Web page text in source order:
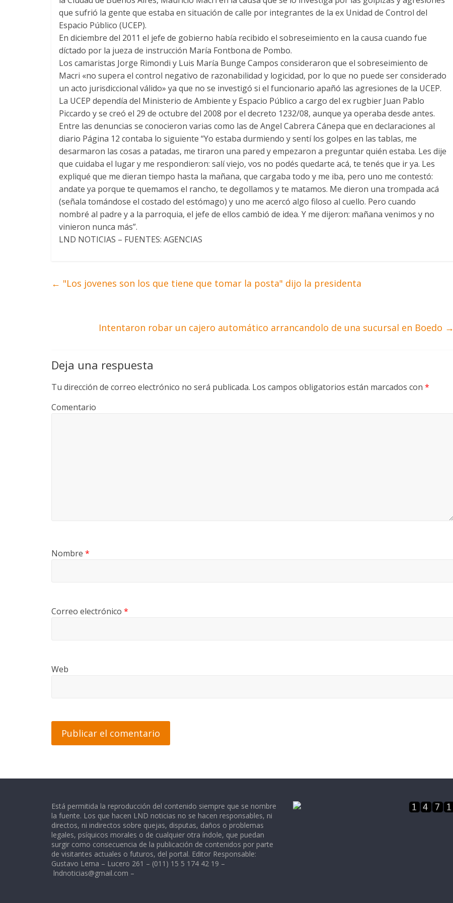
que sufrió la gente que estaba en situación de calle por integrantes de la ex Unidad de Control del
Espacio Público (UCEP).
En diciembre del 2011 el jefe de gobierno había recibido el sobreseimiento en la causa cuando fue
díctado por la jueza de instrucción María Fontbona de Pombo.
Los camaristas Jorge Rimondi y Luis María Bunge Campos consideraron que el sobreseimiento de
Macri «no supera el control negativo de razonabilidad y logicidad, por lo que no puede ser considerado
un acto jurisdiccional válido» ya que no se investigó si el funcionario apañó las agresiones de la UCEP.
La UCEP dependía del Ministerio de Ambiente y Espacio Público a cargo del ex rugbier Juan Pablo
Piccardo y se creó el 29 de octubre del 2008 por el decreto 1232/08, aunque ya operaba desde antes.
Entre las denuncias se conocieron varias como las de Angel Cabrera Cánepa que en declaraciones al
diario Página 12 contaba lo siguiente “Yo estaba durmiendo y sentí los golpes en las tablas, me
desarmaron las cosas a patadas, me tiraron una pared y empezaron a preguntar quién estaba. Les dije
que cuidaba el lugar y me respondieron: salí viejo, vos no podés quedarte acá, te tenés que ir ya. Les
expliqué que me dieran tiempo hasta la mañana, que cargaba todo y me iba, pero uno me contestó:
andate ya porque te quemamos el rancho, te degollamos y te matamos. Me dieron una trompada acá
(señala tomándose el costado del estómago) y uno me acercó algo filoso al cuello. Pero cuando
nombré al padre y a la parroquia, el jefe de ellos cambió de idea. Y me dijeron: mañana venimos y no
vinieron nunca más”.
LND NOTICIAS – FUENTES: AGENCIAS
← "Los jovenes son los que tiene que tomar la posta" dijo la presidenta
Intentaron robar un cajero automático arrancandolo de una sucursal en Boedo →
Deja una respuesta
Tu dirección de correo electrónico no será publicada. Los campos obligatorios están marcados con *
Comentario
Nombre *
Correo electrónico *
Web
Está permitida la reproducción del contenido siempre que se nombre
la fuente. Los que hacen LND noticias no se hacen responsables, ni
directos, ni indirectos sobre quejas, disputas, daños o problemas
legales, psíquicos morales o de cualquier otra índole, que puedan
surgir como consecuencia de la publicación de contenidos por parte
de visitantes actuales o futuros, del portal. Editor Responsable:
Gustavo Lema – Lucero 261 – (011) 15 5 174 42 19 –
lndnoticias@gmail.com –